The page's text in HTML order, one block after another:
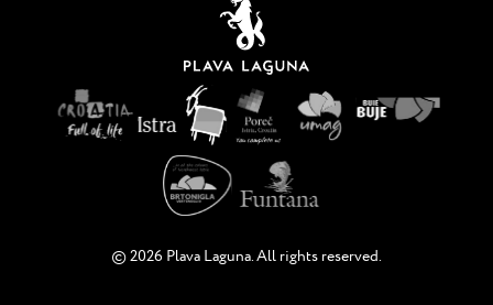
© 2026 Plava Laguna. All rights reserved.